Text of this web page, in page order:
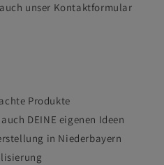
unser Kontaktformular
Produkte
DEINE eigenen Ideen
in Niederbayern